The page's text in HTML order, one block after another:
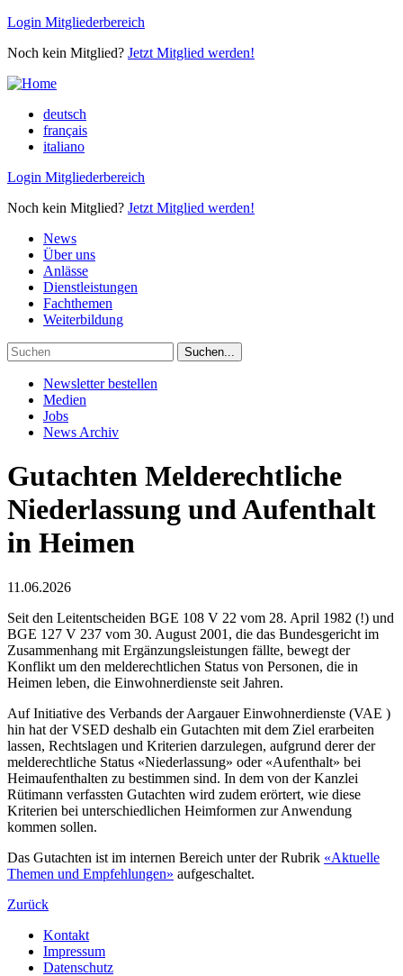
Login Mitgliederbereich
Noch kein Mitglied? Jetzt Mitglied werden!
deutsch
français
italiano
Login Mitgliederbereich
Noch kein Mitglied? Jetzt Mitglied werden!
News
Über uns
Anlässe
Dienstleistungen
Fachthemen
Weiterbildung
Newsletter bestellen
Medien
Jobs
News Archiv
Gutachten Melderechtliche
Niederlassung und Aufenthalt
in Heimen
11.06.2026
Seit den Leitentscheiden BGE 108 V 22 vom 28. April 1982 (!) und
BGE 127 V 237 vom 30. August 2001, die das Bundesgericht im
Zusammenhang mit Ergänzungsleistungen fällte, bewegt der
Konflikt um den melderechtlichen Status von Personen, die in
Heimen leben, die Einwohnerdienste seit Jahren.
Auf Initiative des Verbands der Aargauer Einwohnerdienste (VAE )
hin hat der VSED deshalb ein Gutachten mit dem Ziel erarbeiten
lassen, Rechtslagen und Kriterien darzulegen, aufgrund derer der
melderechtliche Status «Niederlassung» oder «Aufenthalt» bei
Heimaufenthalten zu bestimmen sind. In dem von der Kanzlei
Rütimann verfassten Gutachten wird zudem erörtert, wie diese
Kriterien bei unterschiedlichen Heimformen zur Anwendung
kommen sollen.
Das Gutachten ist im internen Bereich unter der Rubrik «Aktuelle
Themen und Empfehlungen» aufgeschaltet.
Zurück
Kontakt
Impressum
Datenschutz